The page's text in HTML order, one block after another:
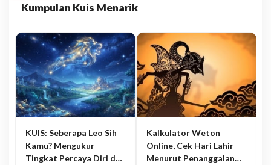
Kumpulan Kuis Menarik
KUIS: Seberapa Leo Sih
Kamu? Mengukur
Tingkat Percaya Diri dan
Kalkulator Weton
Online, Cek Hari Lahir
Menurut Penanggalan